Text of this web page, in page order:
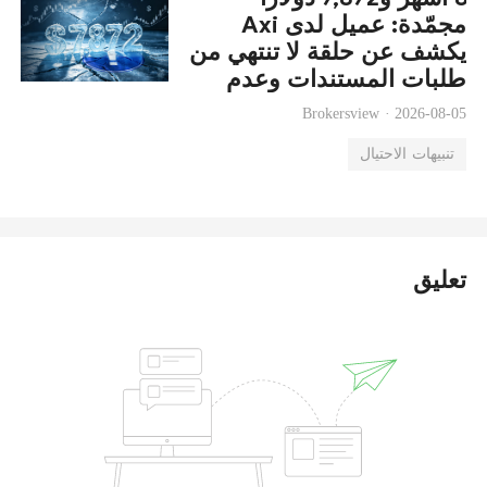
مجمّدة: عميل لدى Axi
يكشف عن حلقة لا تنتهي من
طلبات المستندات وعدم
القدرة على السحب
Brokersview · 2026-08-05
تنبيهات الاحتيال
تعليق